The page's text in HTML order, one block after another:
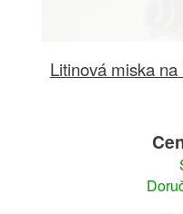
Litinová miska